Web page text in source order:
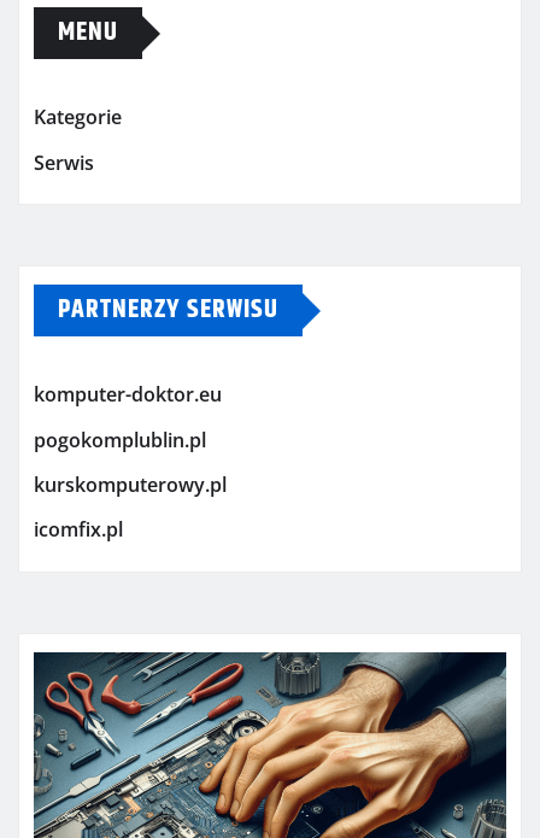
MENU
Kategorie
Serwis
PARTNERZY SERWISU
komputer-doktor.eu
pogokomplublin.pl
kurskomputerowy.pl
icomfix.pl